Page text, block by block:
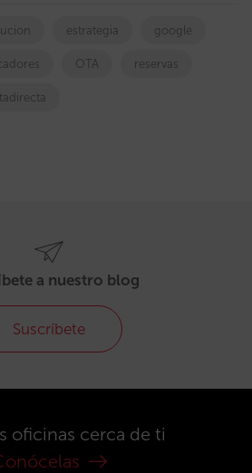
estrategia google
OTA reservas
a nuestro blog
Suscríbete
oficinas cerca de ti